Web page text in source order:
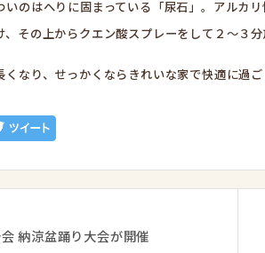
いのはへりに固まっている「尿石」。アルカ
、その上からクエン酸スプレーをして２～３
くなり、せっかくならきれいな家で快適に過
納涼盆踊り大会が開催